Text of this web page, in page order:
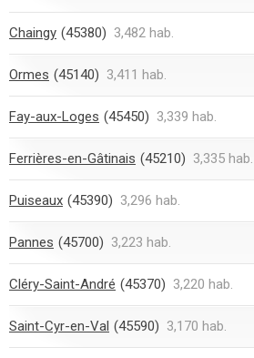
Chaingy (45380) 3,482 hab.
Ormes (45140) 3,411 hab.
Fay-aux-Loges (45450) 3,339 hab.
Ferrières-en-Gâtinais (45210) 3,335 hab.
Puiseaux (45390) 3,296 hab.
Pannes (45700) 3,223 hab.
Cléry-Saint-André (45370) 3,220 hab.
Saint-Cyr-en-Val (45590) 3,170 hab.